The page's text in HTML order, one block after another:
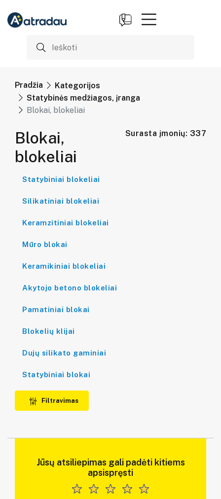
Pradžia
Kategorijos
Statybinės medžiagos, įranga
Blokai, blokeliai
Blokai,
blokeliai
Surasta įmonių: 337
Statybiniai blokeliai
Silikatiniai blokeliai
Keramzitiniai blokeliai
Mūro blokai
Keramikiniai blokeliai
Akytojo betono blokeliai
Pamatiniai blokai
Blokelių klijai
Dujų silikato gaminiai
Statybiniai blokai
Filtravimas
Jūsų atsiliepimas gali padėti kitiems
apsispręsti